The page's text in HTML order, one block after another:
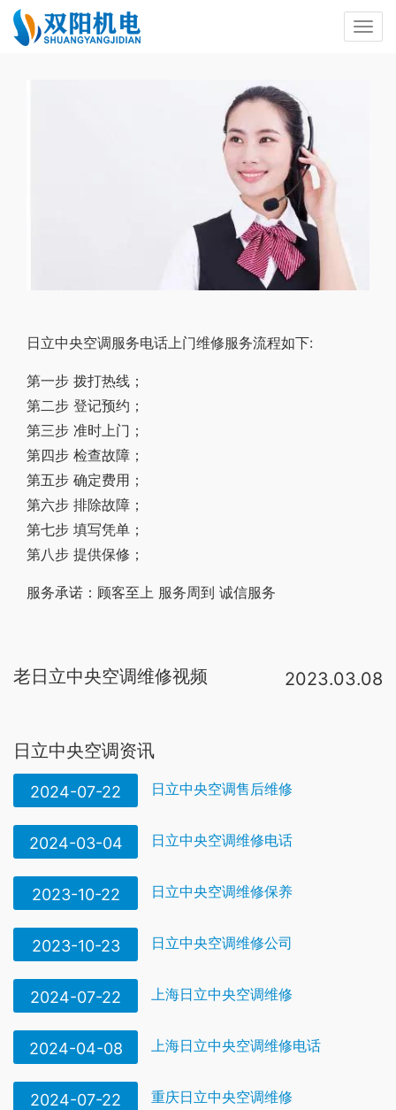
日立中央空调服务电话上门维修服务流程如下:
第一步 拨打热线；
第二步 登记预约；
第三步 准时上门；
第四步 检查故障；
第五步 确定费用；
第六步 排除故障；
第七步 填写凭单；
第八步 提供保修；
服务承诺：顾客至上 服务周到 诚信服务
老日立中央空调维修视频 2023.03.08
日立中央空调资讯
2024-07-22 日立中央空调售后维修
2024-03-04 日立中央空调维修电话
2023-10-22 日立中央空调维修保养
2023-10-23 日立中央空调维修公司
2024-07-22 上海日立中央空调维修
2024-04-08 上海日立中央空调维修电话
2024-07-22 重庆日立中央空调维修